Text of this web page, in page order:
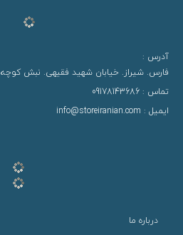
آدرس :
فارس. شیراز. خیابان شهید فقیهی. نبش کوچه 9. فروشگاه استور ایرانیان
تماس : 09178143686
ایمیل : info@storeiranian.com
درباره ما